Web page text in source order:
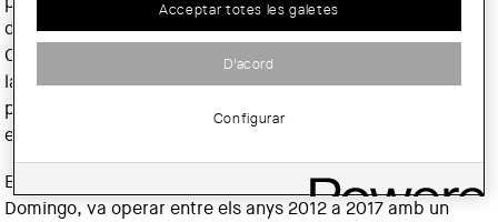
durant els últims anys s'han desenvolupat a la Ciutat
Colonial de Santo Domingo, Patrimoni de la Humanitat per
la UNESCO i Primada d'Amèrica, en els quals hem pogut
participar constatant l'actuació de diversos professionals i
empreses espanyoles i catalanes.
El Programa de Foment al Turisme Ciutat Colonial Santo
Domingo, va operar entre els anys 2012 a 2017 amb un
Acceptar totes les galetes
D'acord
Configurar